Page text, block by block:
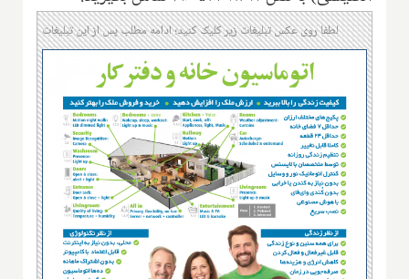
لطفا روی عکس تبلیغات زیر کلیک کنید؛ ادامه مطلب پس از این تبلیغات